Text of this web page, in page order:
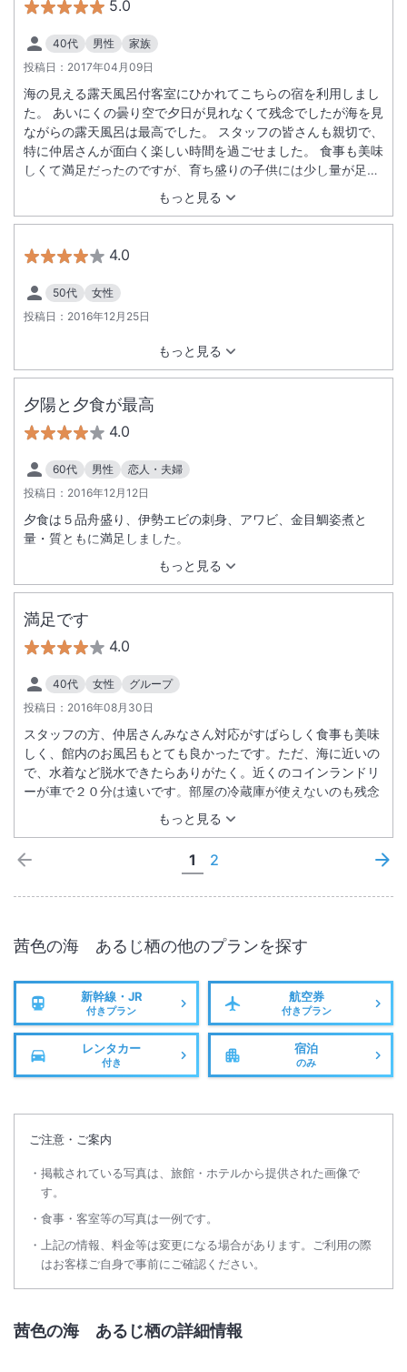
5.0
40代 男性
家族
投稿日： 2017年04月09日
もっと見る
海の見える露天風呂付客室にひかれてこちらの宿を利用しまし
た。 あいにくの曇り空で夕日が見れなくて残念でしたが海を見
ながらの露天風呂は最高でした。 スタッフの皆さんも親切で、
特に仲居さんが面白く楽しい時間を過ごせました。 食事も美味
しくて満足だったのですが、育ち盛りの子供には少し量が足り
なかったようです。あと女性用のアメニティーがもう少し充実
しているといいなと思い ました。 全体的には満足しているの
で、また利用したいです。
4.0
50代
女性
投稿日： 2016年12月25日
もっと見る
夕陽と夕食が最高
4.0
60代 男性
恋人・夫婦
投稿日： 2016年12月12日
もっと見る
夕食は５品舟盛り、伊勢エビの刺身、アワビ、金目鯛姿煮と
量・質ともに満足しました。
満足です
4.0
40代 女性
グループ
投稿日： 2016年08月30日
もっと見る
スタッフの方、仲居さんみなさん対応がすばらしく食事も美味
しく、館内のお風呂もとても良かったです。ただ、海に近いの
で、水着など脱水できたらありがたく。近くのコインランドリ
ーが車で２０分は遠いです。部屋の冷蔵庫が使えないのも残念
1 2
茜色の海 あるじ栖の他のプランを探す
新幹線・JR
付きプラン
航空券
付きプラン
レンタカー
付き
宿泊
のみ
ご注意・ご案内
掲載されている写真は、旅館・ホテルから提供された画像で
す。
食事・客室等の写真は一例です。
上記の情報、料金等は変更になる場合があります。ご利用の際
はお客様ご自身で事前にご確認ください。
茜色の海 あるじ栖の詳細情報